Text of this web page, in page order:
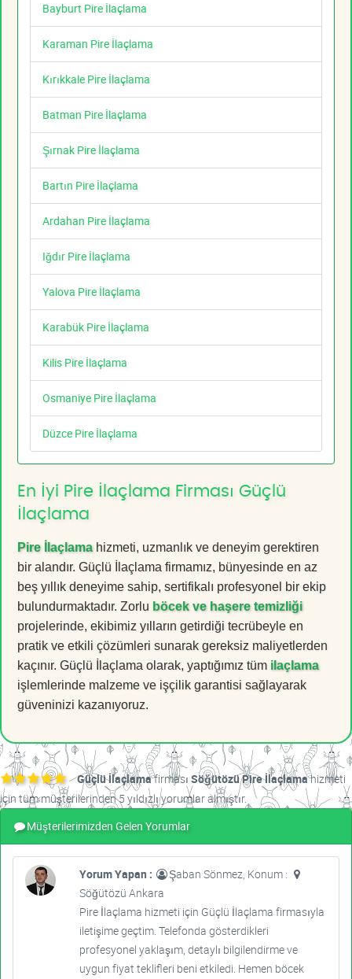
Bayburt Pire İlaçlama
Karaman Pire İlaçlama
Kırıkkale Pire İlaçlama
Batman Pire İlaçlama
Şırnak Pire İlaçlama
Bartın Pire İlaçlama
Ardahan Pire İlaçlama
Iğdır Pire İlaçlama
Yalova Pire İlaçlama
Karabük Pire İlaçlama
Kilis Pire İlaçlama
Osmaniye Pire İlaçlama
Düzce Pire İlaçlama
En İyi Pire İlaçlama Firması Güçlü
İlaçlama
Pire İlaçlamahizmeti, uzmanlık ve deneyim gerektiren
bir alandır. Güçlü İlaçlama firmamız, bünyesinde en az
beş yıllık deneyime sahip, sertifikalı profesyonel bir ekip
bulundurmaktadır. Zorlu böcek ve haşere temizliği
projelerinde, ekibimiz yılların getirdiği tecrübeyle en
pratik ve etkili çözümleri sunarak gereksiz maliyetlerden
kaçınır. Güçlü İlaçlama olarak, yaptığımız tüm ilaçlama
işlemlerinde malzeme ve işçilik garantisi sağlayarak
güveninizi kazanıyoruz.
Güçlü İlaçlamafirması Söğütözü Pire İlaçlamahizmeti
için tüm müşterilerinden 5 yıldızlı yorumlar almıştır.
Müşterilerimizden Gelen Yorumlar
Yorum Yapan :
Şaban Sönmez, Konum :
Söğütözü Ankara
Pire İlaçlama hizmeti için Güçlü İlaçlama firmasıyla
iletişime geçtim. Telefonda gösterdikleri
profesyonel yaklaşım, detaylı bilgilendirme ve
uygun fiyat teklifleri beni etkiledi. Hemen böcek